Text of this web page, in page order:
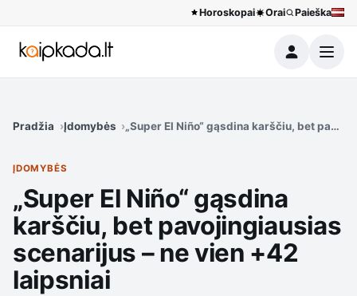
Horoskopai Orai Paieška
Meniu
Pradžia Įdomybės „Super El Niño“ gąsdina karščiu, bet
ĮDOMYBĖS
„Super El Niño“ gąsdina
karščiu, bet pavojingiausias
scenarijus – ne vien +42
laipsniai